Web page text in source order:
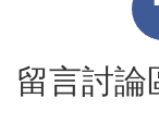
留言討論